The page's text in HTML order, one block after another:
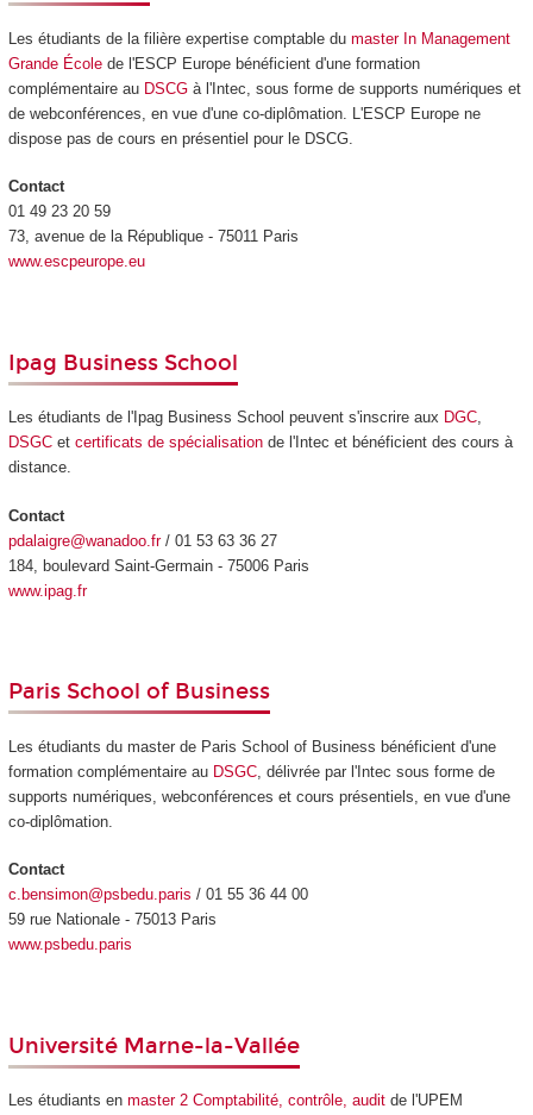
Les étudiants de la filière expertise comptable du master In Management
Grande Écolede l'ESCP Europe bénéficient d'une formation
complémentaire au DSCGà l'Intec, sous forme de supports numériques et
de webconférences, en vue d'une co-diplômation. L'ESCP Europe ne
dispose pas de cours en présentiel pour le DSCG.
Contact
01 49 23 20 59
73, avenue de la République - 75011 Paris
www.escpeurope.eu
Ipag Business School
Les étudiants de l'Ipag Business School peuvent s'inscrire aux DGC,
DSGCet certificats de spécialisationde l'Intec et bénéficient des cours à
distance.
Contact
pdalaigre@wanadoo.fr/ 01 53 63 36 27
184, boulevard Saint-Germain - 75006 Paris
www.ipag.fr
Paris School of Business
Les étudiants du master de Paris School of Business bénéficient d'une
formation complémentaire au DSGC, délivrée par l'Intec sous forme de
supports numériques, webconférences et cours présentiels, en vue d'une
co-diplômation.
Contact
c.bensimon@psbedu.paris / 01 55 36 44 00
59 rue Nationale - 75013 Paris
www.psbedu.paris
Université Marne-la-Vallée
Les étudiants en master 2 Comptabilité, contrôle, auditde l'UPEM